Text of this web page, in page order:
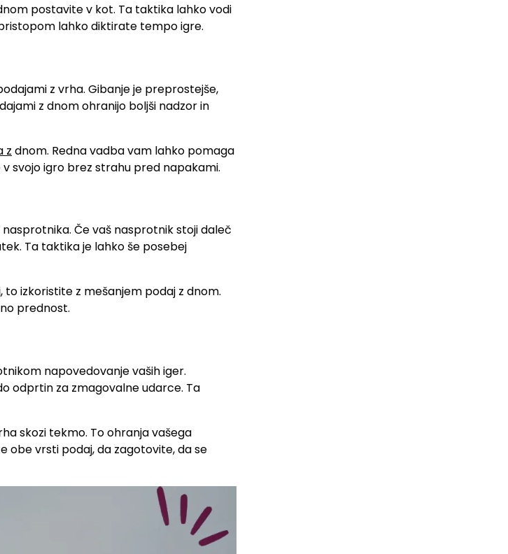
postavite v kot. Ta taktika lahko vodi
lahko diktirate tempo igre.
z vrha. Gibanje je preprostejše,
z dnom ohranijo boljši nadzor in
z dnom. Redna vadba vam lahko pomaga
svojo igro brez strahu pred napakami.
Če vaš nasprotnik stoji daleč
Ta taktika je lahko še posebej
izkoristite z mešanjem podaj z dnom.
prednost.
napovedovanje vaših iger.
odprtin za zmagovalne udarce. Ta
skozi tekmo. To ohranja vašega
obe vrsti podaj, da zagotovite, da se